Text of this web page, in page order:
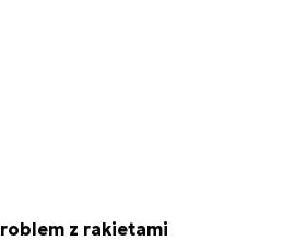
z rakietami